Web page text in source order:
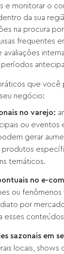
e monitorar o
da sua
na procura
frequentes
avaliações
que você
negócio:
no varejo:
ou eventos
gerar
produtos
temáticos.
no e-
ou
por
esses
sazonais em
locais, shows